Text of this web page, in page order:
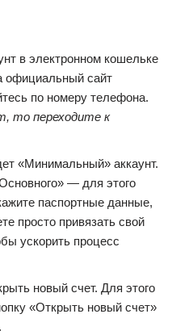
в электронном кошельке
официальный сайт
по номеру телефона.
то переходите к
«Минимальный» аккаунт.
— для этого
паспортные данные,
просто привязать свой
ускорить процесс
новый счет. Для этого
«Открыть новый счет»